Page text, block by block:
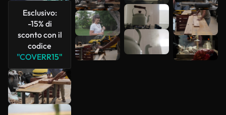
Esclusivo:
-15% di
sconto con il
codice
"COVERR15"
più